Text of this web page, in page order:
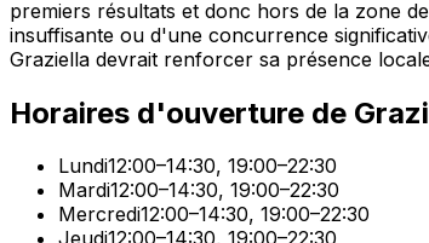
premiers résultats et donc hors de la zone
insuffisante ou d'une concurrence
Graziella devrait renforcer sa présence
Horaires d'ouverture de
Lundi12:00–14:30, 19:00–22:30
Mardi12:00–14:30, 19:00–22:30
Mercredi12:00–14:30, 19:00–22:30